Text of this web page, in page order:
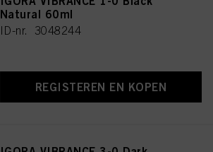
Natural 60ml
ID-nr. 3048244
REGISTEREN EN KOPEN